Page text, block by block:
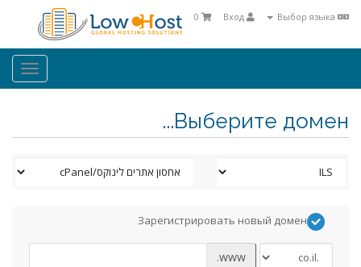
0
Выберите домен...
Зарегистрировать новый домен
www.